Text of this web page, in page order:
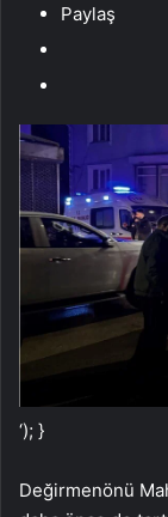
Paylaş
‘); }
Değirmenönü